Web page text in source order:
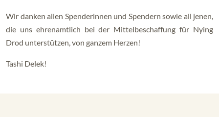
Wir danken allen Spenderinnen und Spendern sowie all jenen,
die uns ehrenamtlich bei der Mittelbeschaffung für Nying
Drod unterstützen, von ganzem Herzen!
Tashi Delek!